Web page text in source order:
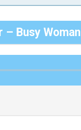
– Busy Woman